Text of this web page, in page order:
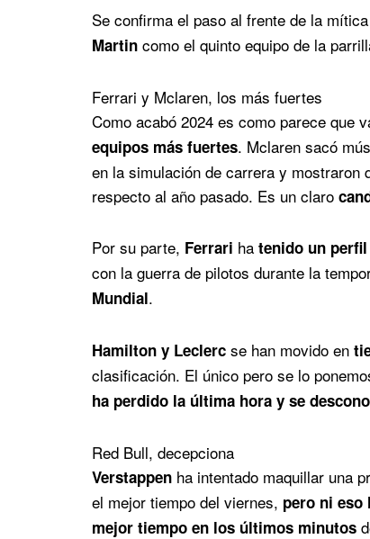
Se confirma el paso al frente de la
Martin como el quinto equipo de la
Ferrari y Mclaren, los más fuertes
Como acabó 2024 es como parece que
equipos más fuertes. Mclaren sacó
en la simulación de carrera y mostraron
respecto al año pasado. Es un claro
Por su parte, Ferrari ha tenido un
con la guerra de pilotos durante la
Mundial.
Hamilton y Leclerc se han movido en
clasificación. El único pero se lo
ha perdido la última hora y se
Red Bull, decepciona
Verstappen ha intentado maquillar una
el mejor tiempo del viernes, pero ni eso
mejor tiempo en los últimos minutos